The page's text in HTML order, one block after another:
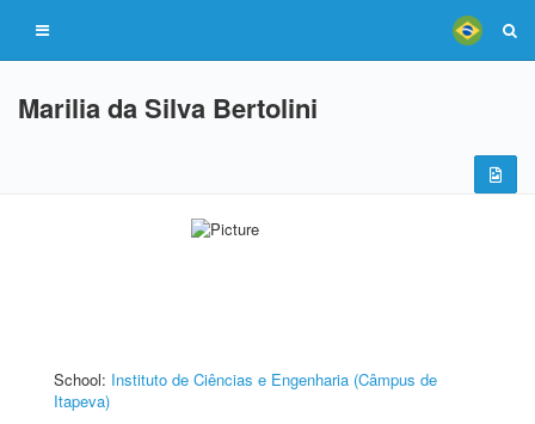
Marilia da Silva Bertolini
School: Instituto de Ciências e Engenharia (Câmpus de
Itapeva)